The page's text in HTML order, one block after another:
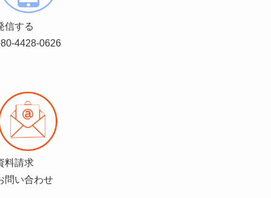
信する
4428-0626
料請求
問い合わせ